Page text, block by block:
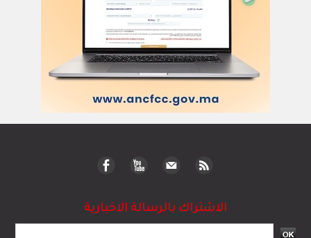
الاشتراك بالرسالة الاخبارية